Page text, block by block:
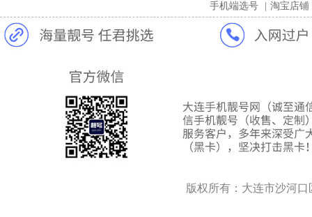
手机端选号 淘宝店铺
版权所有：大连市沙河